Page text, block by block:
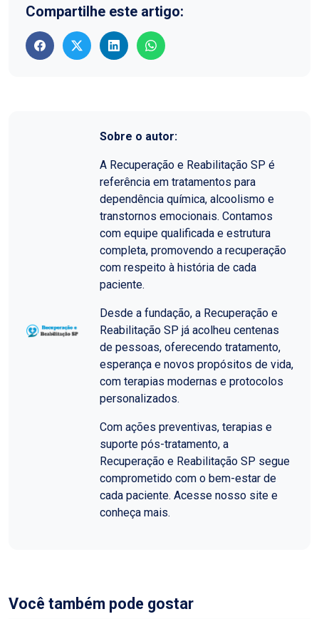
Compartilhe este artigo:
Sobre o autor:
A Recuperação e Reabilitação SP é
referência em tratamentos para
dependência química, alcoolismo e
transtornos emocionais. Contamos
com equipe qualificada e estrutura
completa, promovendo a recuperação
com respeito à história de cada
paciente.
Desde a fundação, a Recuperação e
Reabilitação SP já acolheu centenas
de pessoas, oferecendo tratamento,
esperança e novos propósitos de vida,
com terapias modernas e protocolos
personalizados.
Com ações preventivas, terapias e
suporte pós-tratamento, a
Recuperação e Reabilitação SP segue
comprometido com o bem-estar de
cada paciente. Acesse nosso site e
conheça mais.
Você também pode gostar